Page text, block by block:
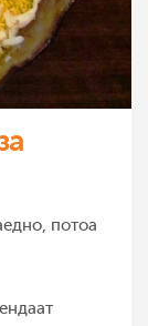
потоа